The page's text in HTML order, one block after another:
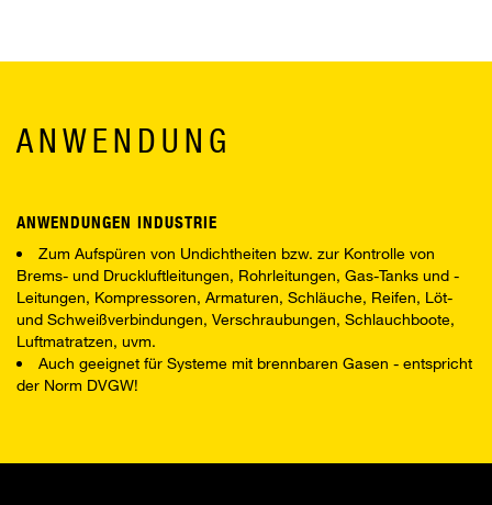
ANWENDUNG
ANWENDUNGEN INDUSTRIE
Zum Aufspüren von Undichtheiten bzw. zur Kontrolle von
Brems- und Druckluftleitungen, Rohrleitungen, Gas-Tanks und -
Leitungen, Kompressoren, Armaturen, Schläuche, Reifen, Löt-
und Schweißverbindungen, Verschraubungen, Schlauchboote,
Luftmatratzen, uvm.
Auch geeignet für Systeme mit brennbaren Gasen - entspricht
der Norm DVGW!